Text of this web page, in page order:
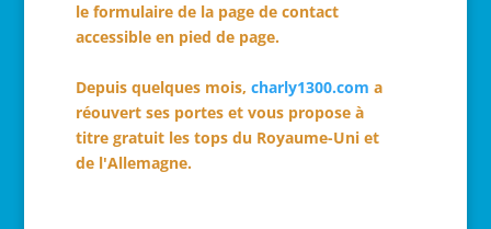
le formulaire de la page de contact
accessible en pied de page.
Depuis quelques mois, charly1300.com a
réouvert ses portes et vous propose à
titre gratuit les tops du Royaume-Uni et
de l'Allemagne.